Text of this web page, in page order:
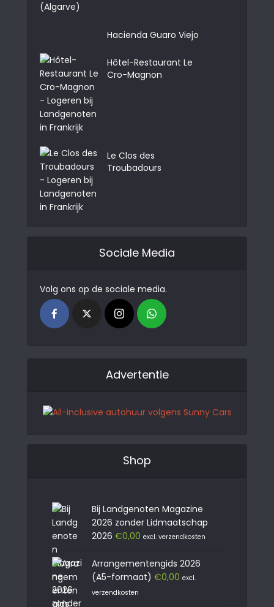
Hacienda Guaro Viejo
Hôtel-Restaurant Le
Cro-Magnon
Le Clos des
Troubadours
Sociale Media
Volg ons op de sociale media.
Advertentie
Shop
Bij Landgenoten Magazine
2026 zonder Lidmaatschap
2026 €0,00 excl. verzendkosten
Arrangementengids 2026
(A5-formaat) €0,00 excl.
verzendkosten